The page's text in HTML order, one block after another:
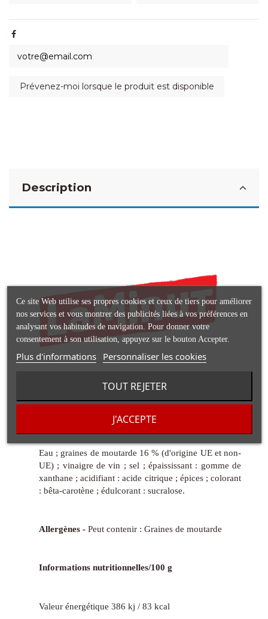
Description
Eau ; graines de moutarde 16 % (d'origine UE et non-
UE) ; vinaigre de vin ; sel ; épaississant : gomme de
xanthane ; acidifiant : acide citrique ; épices ; colorant
: bêta-carotène ; édulcorant : sucralose.
Allergènes - Peut contenir : Graines de moutarde
Informations nutritionnelles/100 g
Valeur énergétique 386 kj / 83 kcal
Ce site Web utilise ses propres cookies et ceux de tiers pour améliorer
nos services et vous montrer des publicités liées à vos préférences en
analysant vos habitudes de navigation. Pour donner votre
consentement à son utilisation, appuyez sur le bouton Accepter.
Plus d'informations Personnaliser les cookies
TOUT REJETER
J'ACCEPTE